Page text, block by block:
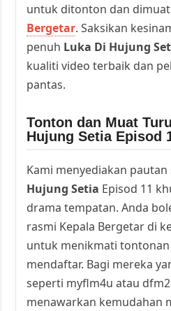
untuk ditonton dan
Bergetar. Saksikan
penuh Luka Di Hujung
kualiti video terbaik dan
pantas.
Tonton dan Muat
Hujung Setia Episod
Kami menyediakan
Hujung Setia Episod 11
drama tempatan. Anda
rasmi Kepala Bergetar di
untuk menikmati
mendaftar. Bagi mereka
seperti myflm4u atau
menawarkan kemudahan